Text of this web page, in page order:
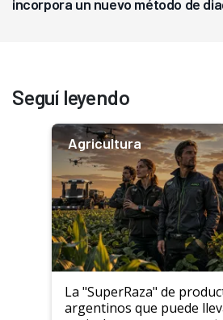
incorpora un nuevo método de
Seguí leyendo
Agricultura
La "SuperRaza" de
argentinos que puede